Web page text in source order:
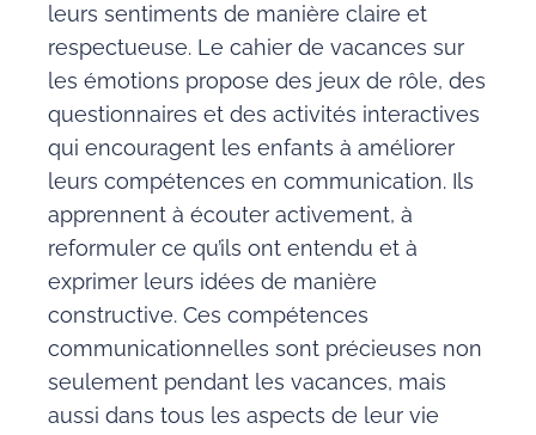
leurs sentiments de manière claire et
respectueuse. Le cahier de vacances sur
les émotions propose des jeux de rôle, des
questionnaires et des activités interactives
qui encouragent les enfants à améliorer
leurs compétences en communication. Ils
apprennent à écouter activement, à
reformuler ce qu’ils ont entendu et à
exprimer leurs idées de manière
constructive. Ces compétences
communicationnelles sont précieuses non
seulement pendant les vacances, mais
aussi dans tous les aspects de leur vie